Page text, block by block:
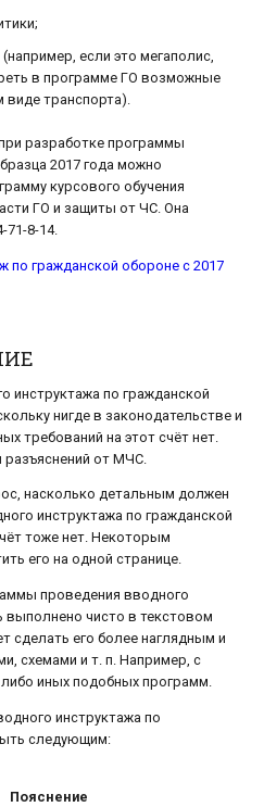
если это мегаполис,
в программе ГО возможные
виде транспорта).
разработке программы
2017 года можно
курсового обучения
ГО и защиты от ЧС. Она
8-14.
по гражданской обороне с 2017
инструктажа по гражданской
нигде в законодательстве и
требований на этот счёт нет.
разъяснений от МЧС.
насколько детальным должен
инструктажа по гражданской
тоже нет. Некоторым
его на одной странице.
проведения вводного
чисто в текстовом
сделать его более наглядным и
схемами и т. п. Например, с
иных подобных программ.
инструктажа по
следующим:
Пояснение